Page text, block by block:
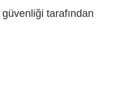
tarafından